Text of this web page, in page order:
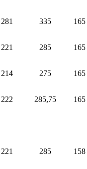
281 335 165
221 285 165
214 275 165
222 285,75 165
221 285 158